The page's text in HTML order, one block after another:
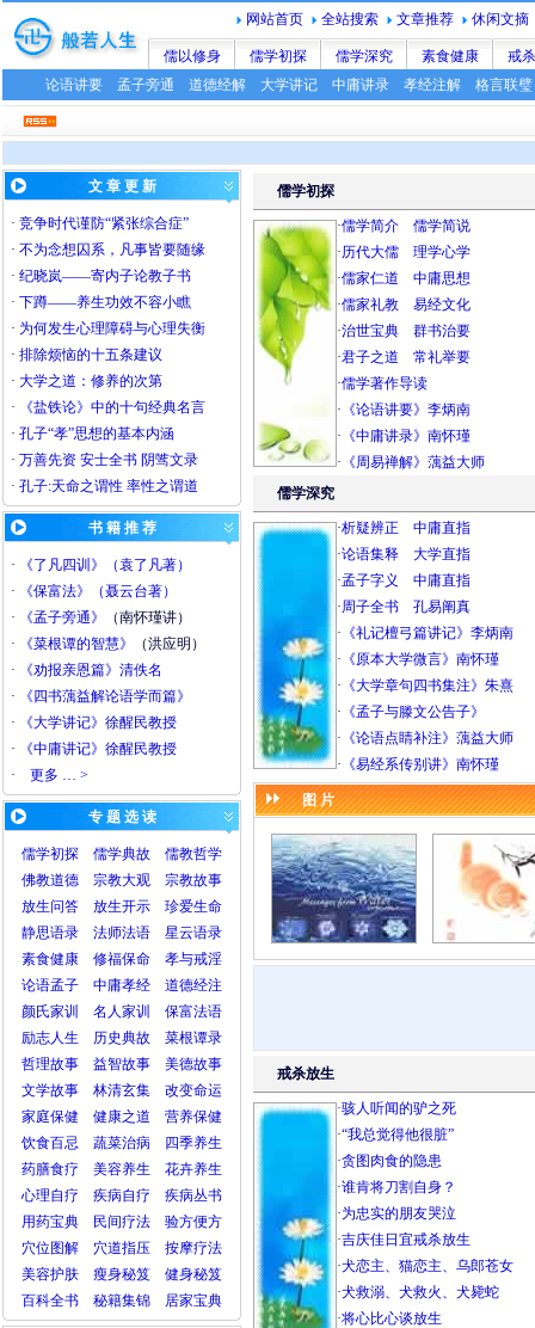
网站首页 全站搜索 文章推荐 休闲文摘
儒以修身 儒学初探 儒学深究 素食健康
戒
论语讲要
孟子旁通 道德经解 大学讲记 中庸讲录 孝经注解 格言联璧
文 章 更 新
· 竞争时代谨防“紧张综合症”
· 不为念想囚系，凡事皆要随缘
· 纪晓岚——寄内子论教子书
· 下蹲——养生功效不容小瞧
· 为何发生心理障碍与心理失衡
· 排除烦恼的十五条建议
· 大学之道：修养的次第
·
《盐铁论》中的十句经典名言
· 孔子“孝”思想的基本内涵
· 万善先资 安士全书 阴骘文录
· 孔子:天命之谓性 率性之谓道
书 籍 推 荐
·
《了凡四训》（袁了凡著）
·
《保富法》（聂云台著）
·
《孟子旁通》
（南怀瑾讲）
·
《菜根谭的智慧》
（洪应明）
·
《劝报亲恩篇》清佚名
·
《四书蕅益解论语学而篇》
·
《大学讲记》徐醒民教授
·
《中庸讲记》徐醒民教授
· 更多 … >
专 题 选 读
儒学初探 儒学典故
儒教哲学
佛教道德
宗教大观
宗教故事
放生问答
放生开示
珍爱生命
静思语录
法师法语
星云语录
素食健康
修福保命
孝与戒淫
论语孟子 中庸孝经
道德经注
颜氏家训
名人家训
保富法语
励志人生
历史典故
菜根谭录
哲理故事
益智故事
美德故事
文学故事
林清玄集
改变命运
家庭保健
健康之道
营养保健
饮食百忌
蔬菜治病
四季养生
药膳食疗
美容养生
花卉养生
心理自疗
疾病自疗
疾病丛书
用药宝典
民间疗法 验方便方
穴位图解
穴道指压
按摩疗法
美容护肤
瘦身秘笈
健身秘笈
百科全书
秘籍集锦 居家宝典
儒学初探
·儒学简介
儒学简说
·历代大儒
理学心学
·儒家仁道
中庸思想
·儒家礼教
易经文化
·治世宝典
群书治要
·君子之道
常礼举要
·儒学著作导读
· 《论语讲要》李炳南
· 《中庸讲录》南怀瑾
· 《周易禅解》蕅益大师
儒学深究
·析疑辨正
中庸直指
·论语集释
大学直指
·孟子字义
中庸直指
·周子全书
孔易阐真
· 《礼记檀弓篇讲记》李炳南
· 《原本大学微言》南怀瑾
· 《大学章句四书集注》朱熹
· 《孟子与滕文公告子》
· 《论语点睛补注》蕅益大师
· 《易经系传别讲》南怀瑾
图 片
戒杀放生
·骇人听闻的驴之死
·“我总觉得他很脏”
·贪图肉食的隐患
·谁肯将刀割自身？
·为忠实的朋友哭泣
·吉庆佳日宜戒杀放生
·犬恋主、猫恋主、乌郎苍女
·犬救溺、犬救火、犬毙蛇
·将心比心谈放生